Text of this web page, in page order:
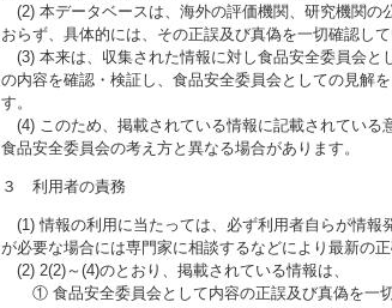
(2) 本データベースは、海外の評価機関、研究機関の
おらず、具体的には、その正誤及び真偽を一切確認し
(3) 本来は、収集された情報に対し食品安全委員会と
の内容を確認・検証し、食品安全委員会としての見解
す。
(4) このため、掲載されている情報に記載されている
食品安全委員会の考え方と異なる場合があります。
３ 利用者の責務
(1) 情報の利用に当たっては、必ず利用者自らが情報
が必要な場合には専門家に相談するなどにより最新の正
(2) 2(2)～(4)のとおり、掲載されている情報は、
① 食品安全委員会として内容の正誤及び真偽を一切